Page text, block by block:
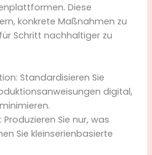
Diese
konkrete Maßnahmen zu
Schritt nachhaltiger zu
Standardisieren Sie
digital,
Produzieren Sie nur, was
Sie kleinserienbasierte